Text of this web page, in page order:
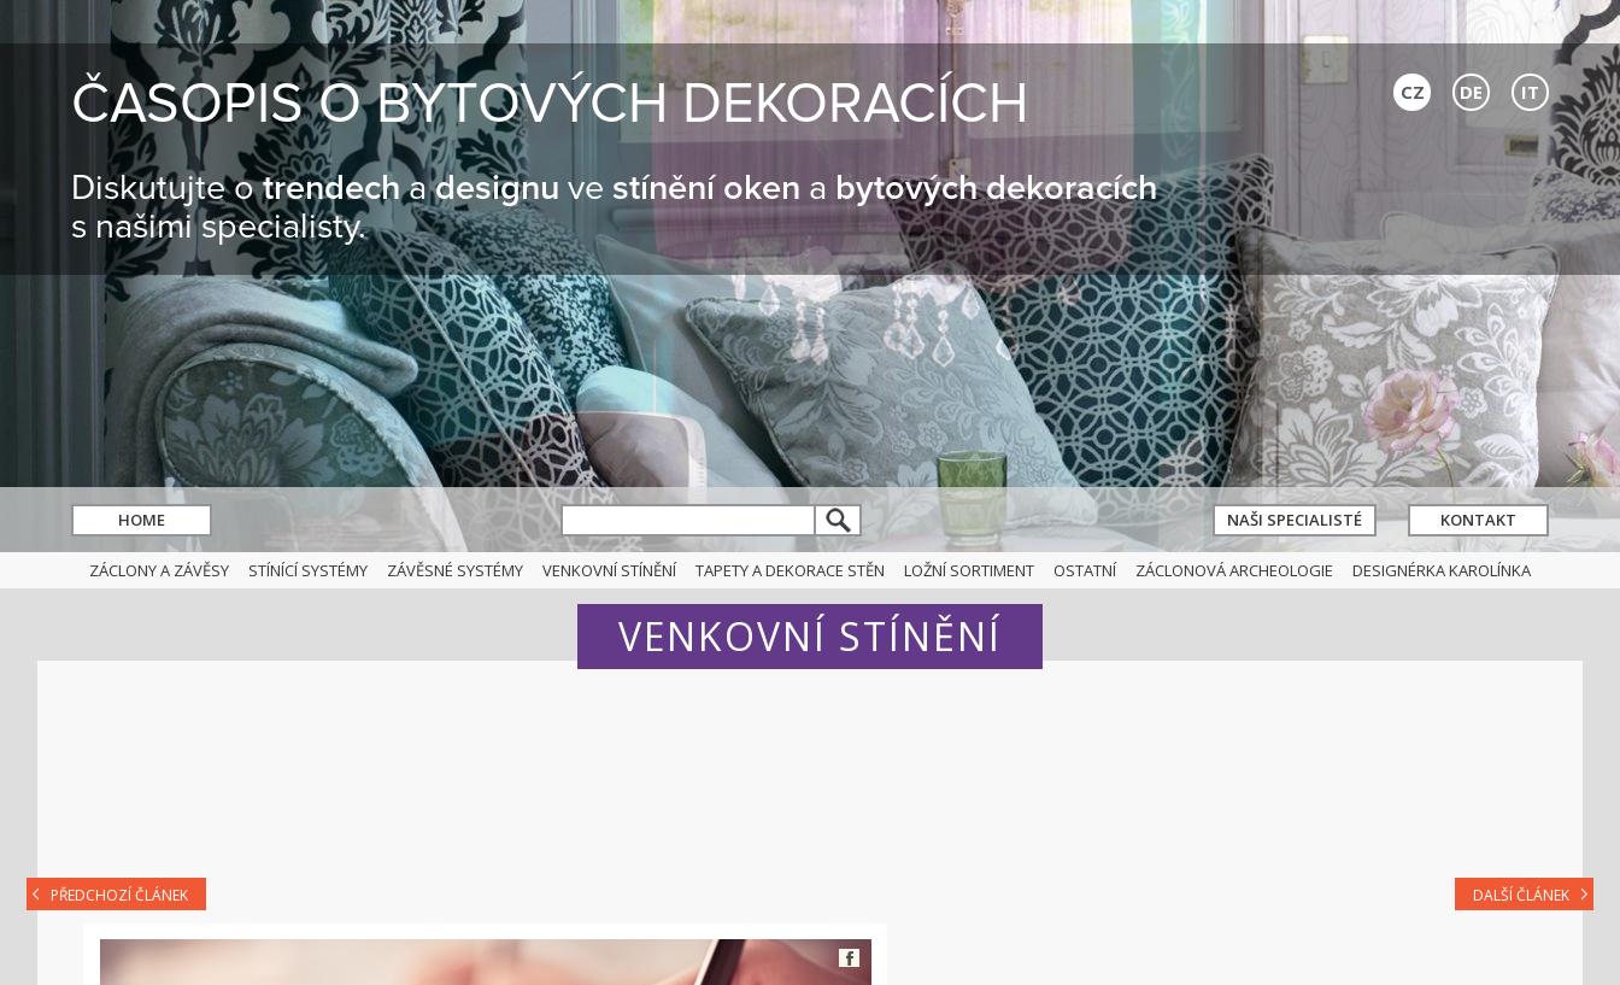
ČASOPIS O BYTOVÝCH DEKORACÍCH
Diskutujte otrendechadesignu ve stínění oken a bytových dekoracích
s našimi specialisty.
CZ DE IT
HOME NAŠI SPECIALISTÉ KONTAKT
ZÁCLONY A ZÁVĚSY STÍNÍCÍ SYSTÉMY ZÁVĚSNÉ SYSTÉMY VENKOVNÍ STÍNĚNÍ TAPETY A DEKORACE STĚN LOŽNÍ SORTIMENT OSTATNÍ ZÁCLONOVÁ ARCHEOLOGIE DESIGNÉRKA KAROLÍNKA
VENKOVNÍ STÍNĚNÍ
PŘEDCHOZÍ ČLÁNEK DALŠÍ ČLÁNEK